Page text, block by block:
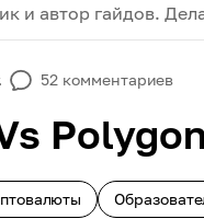
и автор гайдов.
52 комментариев